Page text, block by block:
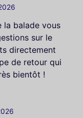
la balade vous
sur le
directement
de retour qui
bientôt !